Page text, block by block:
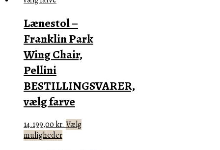
Lænestol –
Franklin Park
Wing Chair,
Pellini
BESTILLINGSVARER,
vælg farve
14.199,00kr. Vælg
mulighederDette